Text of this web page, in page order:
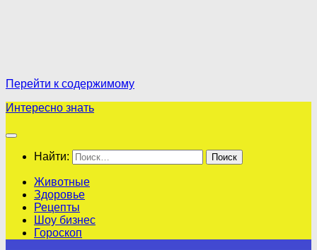
Перейти к содержимому
Интересно знать
Найти:
Животные
Здоровье
Рецепты
Шоу бизнес
Гороскоп